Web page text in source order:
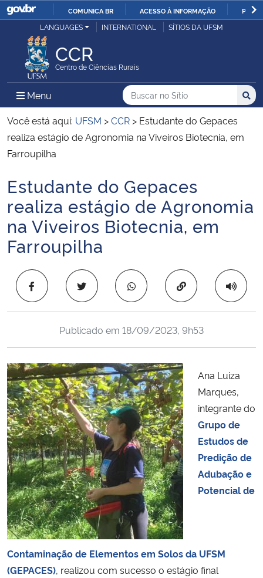
IR
COMUNICA BR ACESSO À INFORMAÇÃO
Ministério da Justiça e Segurança Pública
Ministério da Defesa
Ministério das Relações Exteriores
Ministério da Economia
Ministério da Infraestrutura
Ministério da Agricultura, Pecuária e Abastecimento
Ministério da Educação
Ministério da Cidadania
Ministério da Saúde
Ministério de Minas e Energia
Ministério da Ciência, Tecnologia, Inovações e Comunicações
Ministério do Meio Ambiente
Ministério do Turismo
Ministério do Desenvolvimento Regional
Controladoria-Geral da União
Ministério da Mulher, da Família e dos Direitos Humanos
Secretaria-Geral
LANGUAGES INTERNATIONAL SÍTIOS DA UFSM
CCR
Centro de Ciências Rurais
Menu Menu Principal do Sítio
Busca
Buscar no no Sítio
Busca:
Você está aqui: UFSM >CCR > Estudante do Gepaces
realiza estágio de Agronomia na Viveiros Biotecnia, em
Farroupilha
Início do conteúdo
Estudante do Gepaces
realiza estágio de Agronomia
na Viveiros Biotecnia, em
Farroupilha
Copiar para área
Publicado em 18/09/2023, 9h53
Ana Luiza
Marques,
integrante do
Grupo de
Estudos de
Predição de
Adubação e
Potencial de
Contaminação de Elementos em Solos da UFSM
(GEPACES), realizou com sucesso o estágio final